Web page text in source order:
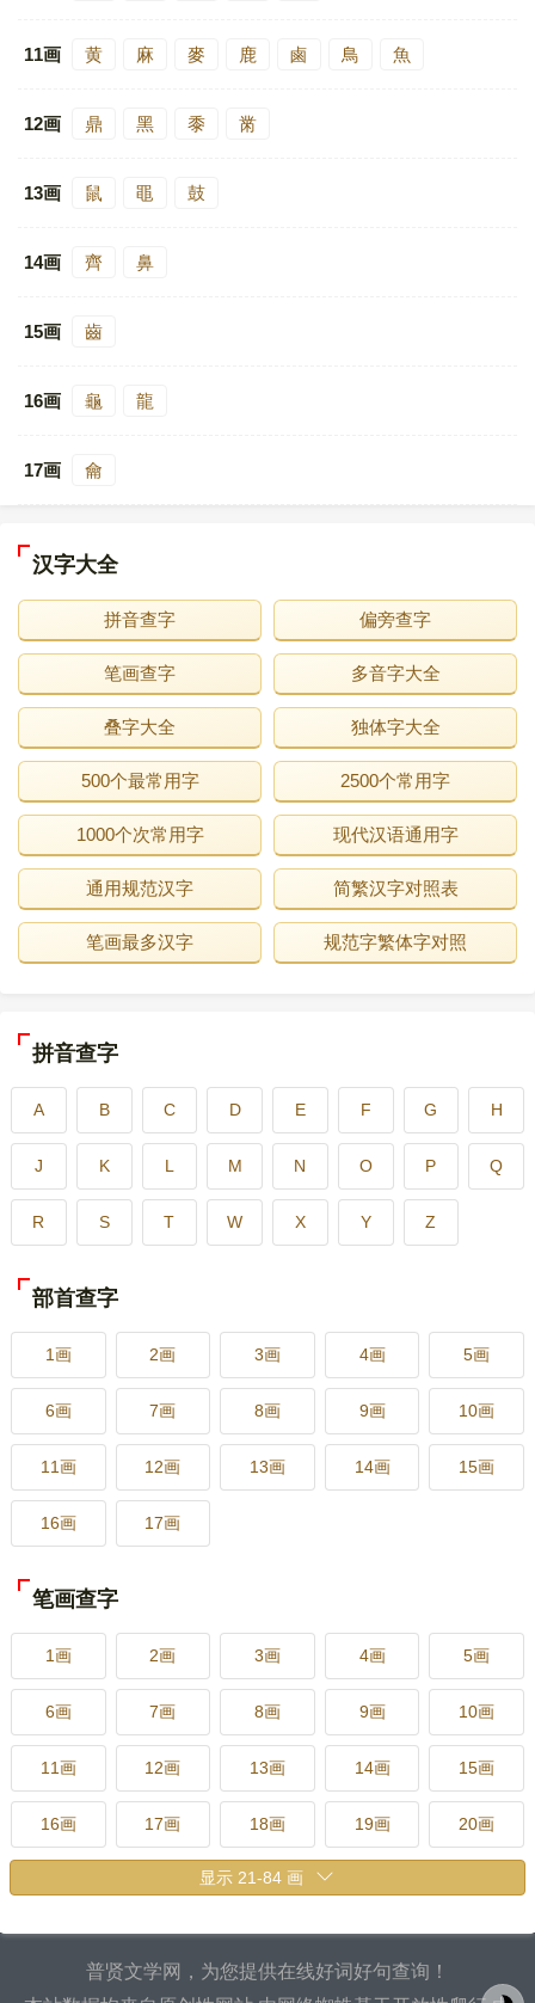
11画 黄 麻 麥 鹿 鹵 鳥 魚
12画 鼎 黑 黍 黹
13画 鼠 黽 鼓
14画 齊 鼻
15画 齒
16画 龜 龍
17画 龠
汉字大全
拼音查字 偏旁查字
笔画查字 多音字大全
叠字大全 独体字大全
500个最常用字 2500个常用字
1000个次常用字 现代汉语通用字
通用规范汉字 简繁汉字对照表
笔画最多汉字 规范字繁体字对照
拼音查字
A B C D E F G H
J K L M N O P Q
R S T W X Y Z
部首查字
1画 2画 3画 4画 5画
6画 7画 8画 9画 10画
11画 12画 13画 14画 15画
16画 17画
笔画查字
1画 2画 3画 4画 5画
6画 7画 8画 9画 10画
11画 12画 13画 14画 15画
16画 17画 18画 19画 20画
23画
26画 27画 28画 29画 30画
35画
普贤文学网，为您提供在线好词好句查询！